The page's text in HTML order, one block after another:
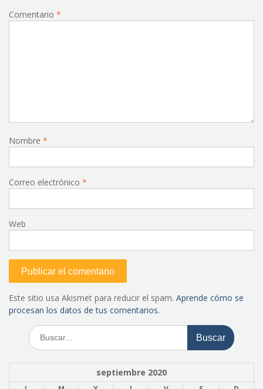
Comentario *
Nombre *
Correo electrónico *
Web
Este sitio usa Akismet para reducir el spam. Aprende cómo se
procesan los datos de tus comentarios.
Buscar:
septiembre 2020